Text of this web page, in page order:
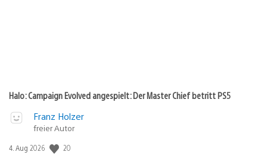
Halo: Campaign Evolved angespielt: Der Master Chief betritt PS5
Franz Holzer
freier Autor
Veröffentlichungsdatum:
4. Aug 2026 20